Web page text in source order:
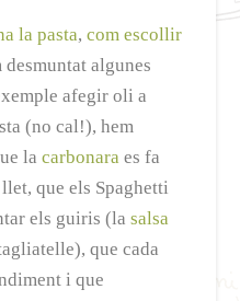
la pasta,com escollir
desmuntat algunes
afegir oli a
(no cal!), hem
lacarbonara es fa
que els Spaghetti
els guiris (lasalsa
que cada
i que